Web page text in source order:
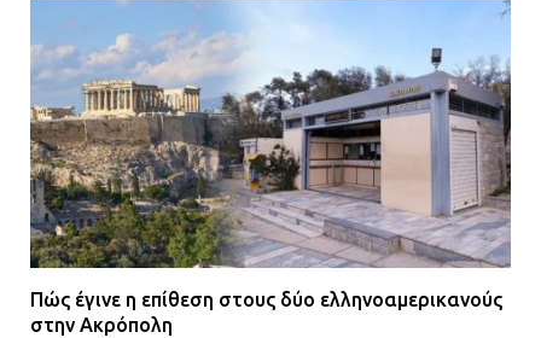
Πώς έγινε η επίθεση στους δύο ελληνοαμερικανούς
στην Ακρόπολη